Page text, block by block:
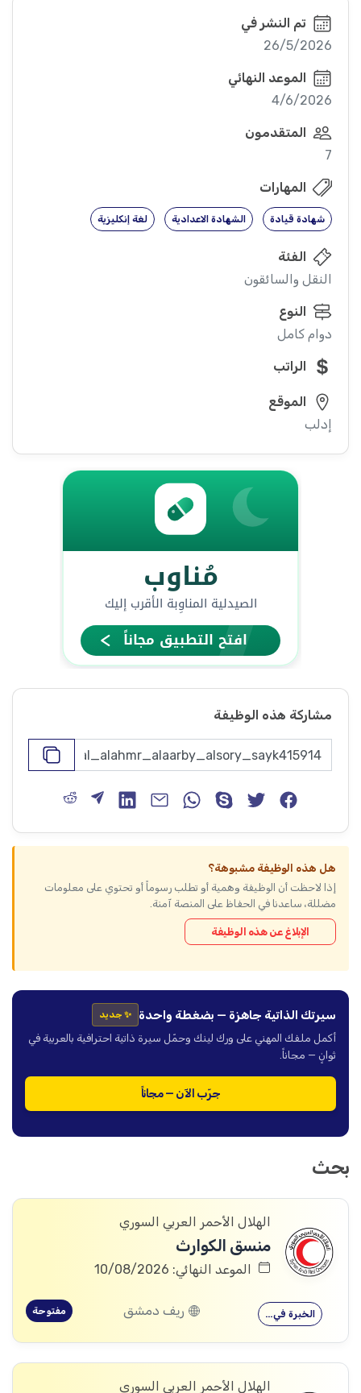
تم النشر في
26/5/2026
الموعد النهائي
4/6/2026
المتقدمون
7
المهارات
شهادة قيادة الشهادة الاعدادية لغة إنكليزية
الفئة
النقل والسائقون
النوع
دوام كامل
الراتب
الموقع
إدلب
مشاركة هذه الوظيفة
هل هذه الوظيفة مشبوهة؟
إذا لاحظت أن الوظيفة وهمية أو تطلب رسوماً أو تحتوي على معلومات
مضللة، ساعدنا في الحفاظ على المنصة آمنة.
الإبلاغ عن هذه الوظيفة
سيرتك الذاتية جاهزة — بضغطة واحدة ✨ جديد
أكمل ملفك المهني على ورك لينك وحمّل سيرة ذاتية احترافية بالعربية في
ثوانٍ — مجاناً.
جرّب الآن — مجاناً
بحث
الهلال الأحمر العربي السوري
منسق الكوارث
الموعد النهائي: 10/08/2026
الخبرة في… ريف دمشق مفتوحة
الهلال الأحمر العربي السوري